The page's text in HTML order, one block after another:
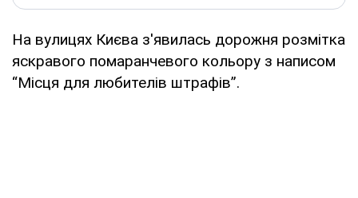
На вулицях Києва з'явилась дорожня розмітка
яскравого помаранчевого кольору з написом
“Місця для любителів штрафів”.